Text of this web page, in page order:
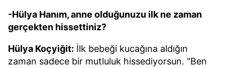
-Hülya Hanım, anne olduğunuzu ilk ne zaman
gerçekten hissettiniz?
Hülya Koçyiğit: İlk bebeği kucağına aldığın
zaman sadece bir mutluluk hissediyorsun. "Ben